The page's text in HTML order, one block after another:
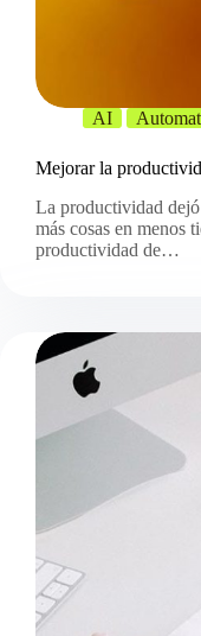
AI
Mejorar la
La productividad dejó
más cosas en menos
productividad de…